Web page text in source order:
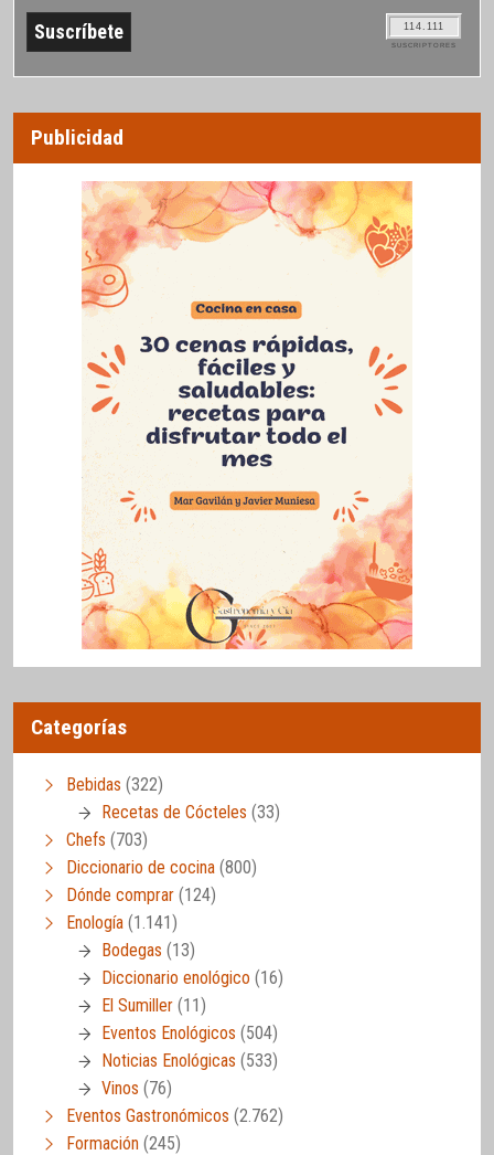
114.111
SUSCRIPTORES
Publicidad
Categorías
Bebidas (322)
Recetas de Cócteles (33)
Chefs (703)
Diccionario de cocina (800)
Dónde comprar (124)
Enología (1.141)
Bodegas (13)
Diccionario enológico (16)
El Sumiller (11)
Eventos Enológicos (504)
Noticias Enológicas (533)
Vinos (76)
Eventos Gastronómicos (2.762)
Formación (245)